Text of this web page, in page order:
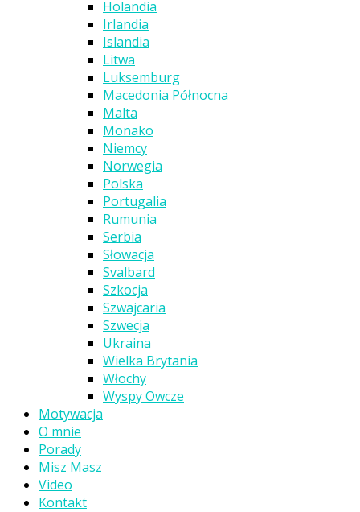
Holandia
Irlandia
Islandia
Litwa
Luksemburg
Macedonia Północna
Malta
Monako
Niemcy
Norwegia
Polska
Portugalia
Rumunia
Serbia
Słowacja
Svalbard
Szkocja
Szwajcaria
Szwecja
Ukraina
Wielka Brytania
Włochy
Wyspy Owcze
Motywacja
O mnie
Porady
Misz Masz
Video
Kontakt